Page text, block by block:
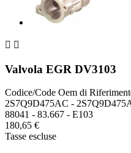
 
Valvola EGR DV3103
Codice/Code Oem di
2S7Q9D475AC -
88041 - 83.667 - E103
180,65 €
Tasse escluse